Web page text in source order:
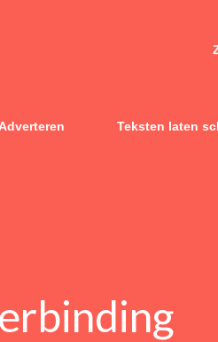
Adverteren Teksten laten